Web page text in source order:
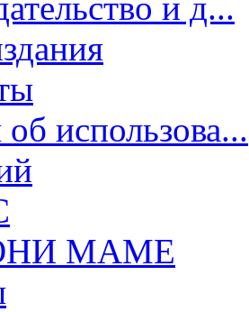
использова...
МАМЕ